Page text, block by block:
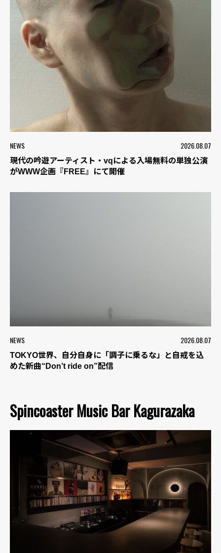
NEWS 2026.08.07
現代の吟遊アーティスト・vqによる入場無料の単独公演
がWWW企画『FREE』にて開催
NEWS 2026.08.07
TOKYO世界、自分自身に「調子に乗るな」と自戒を込
めた新曲“Don’t ride on”配信
Spincoaster Music Bar Kagurazaka